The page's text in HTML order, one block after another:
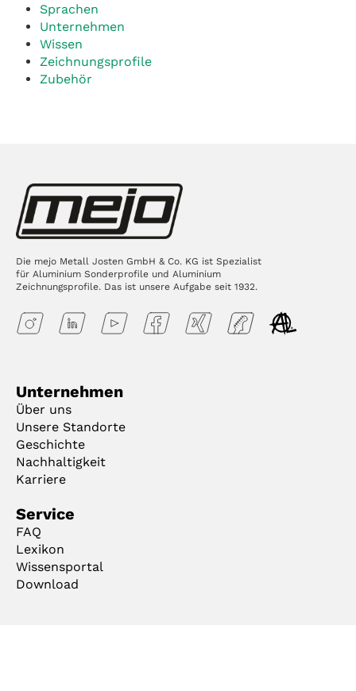
Sprachen
Unternehmen
Wissen
Zeichnungsprofile
Zubehör
Die mejo Metall Josten GmbH & Co. KG ist Spezialist
für Aluminium Sonderprofile und Aluminium
Zeichnungsprofile. Das ist unsere Aufgabe seit 1932.
Unternehmen
Über uns
Unsere Standorte
Geschichte
Nachhaltigkeit
Karriere
Service
FAQ
Lexikon
Wissensportal
Download